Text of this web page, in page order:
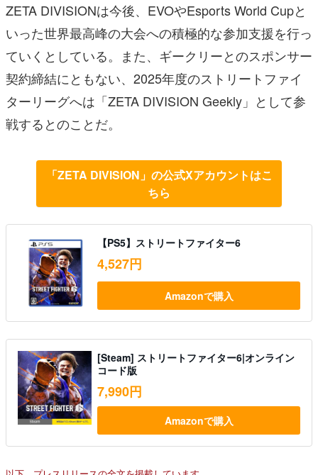
ZETA DIVISIONは今後、EVOやEsports World Cupと
いった世界最高峰の大会への積極的な参加支援を行っ
ていくとしている。また、ギークリーとのスポンサー
契約締結にともない、2025年度のストリートファイ
ターリーグへは「ZETA DIVISION Geekly」として参
戦するとのことだ。
「ZETA DIVISION」の公式Xアカウントはこ
ちら
【PS5】ストリートファイター6
4,527円
Amazonで購入
[Steam] ストリートファイター6|オンライン
コード版
7,990円
Amazonで購入